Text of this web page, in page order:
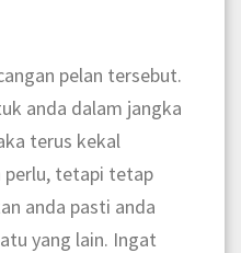
pelan tersebut.
anda dalam jangka
terus kekal
perlu, tetapi tetap
anda pasti anda
yang lain. Ingat